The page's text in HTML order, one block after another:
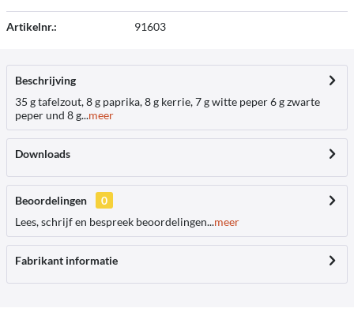
Artikelnr.: 91603
Beschrijving
35 g tafelzout, 8 g paprika, 8 g kerrie, 7 g witte peper 6 g zwarte
peper und 8 g...meer
Downloads
Beoordelingen
0
Lees, schrijf en bespreek beoordelingen...meer
Fabrikant informatie